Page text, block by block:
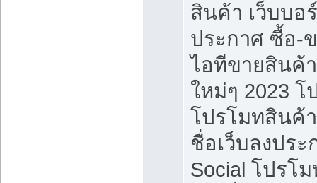
สินค้า เว็บบอ
ประกาศ ซื้อ-
ไอทีขายสินค้
ใหม่ๆ 2023
โปรโมทสินค้
ชื่อเว็บลงปร
Social โปรโ